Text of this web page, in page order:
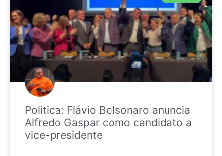
Politica: Flávio Bolsonaro anuncia
Alfredo Gaspar como candidato a
vice-presidente